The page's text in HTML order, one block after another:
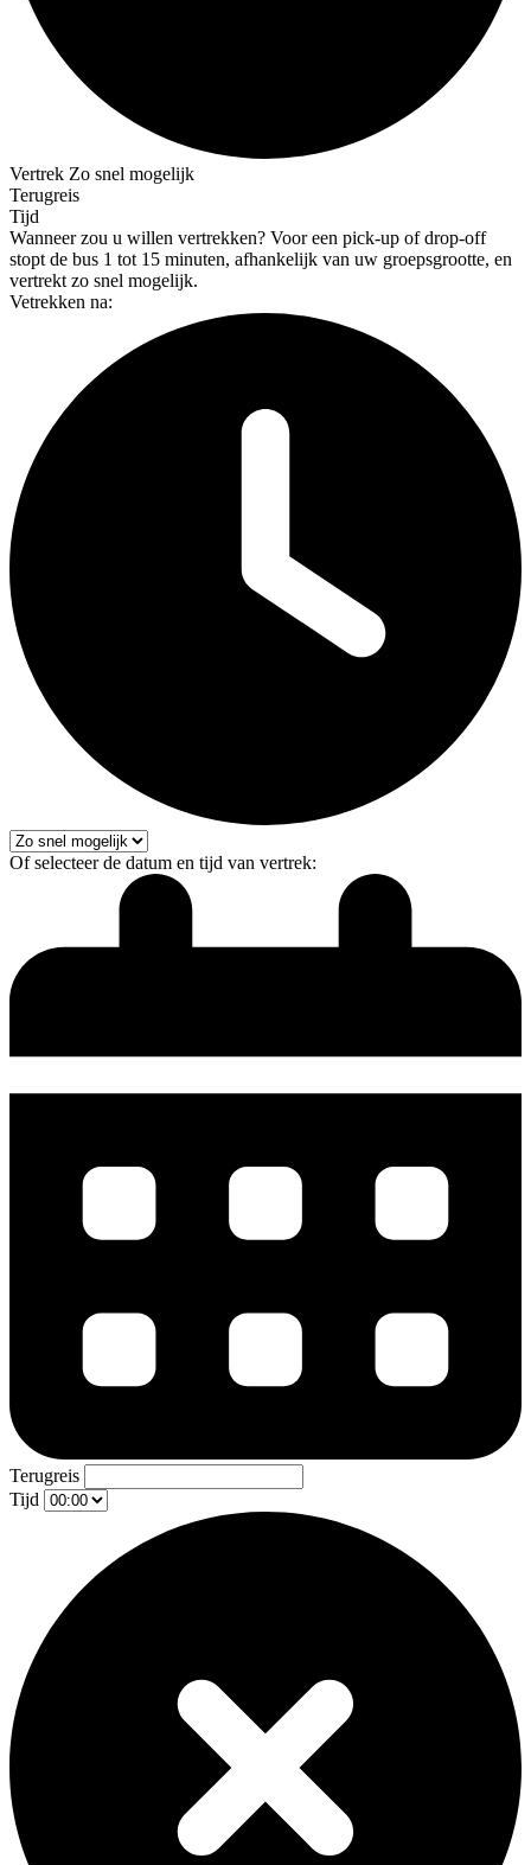
Vertrek Zo snel mogelijk
Terugreis
Tijd
Wanneer zou u willen vertrekken? Voor een pick-up of drop-off
stopt de bus 1 tot 15 minuten, afhankelijk van uw groepsgrootte, en
vertrekt zo snel mogelijk.
Vetrekken na:
Of selecteer de datum en tijd van vertrek:
Terugreis
Tijd